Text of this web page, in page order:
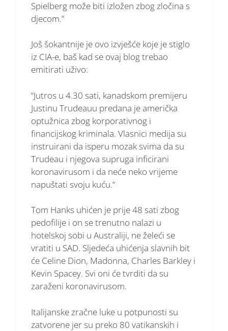
Spielberg može biti izložen zbog zločina s
djecom.”
Još šokantnije je ovo izvješće koje je stiglo
iz CIA-e, baš kad se ovaj blog trebao
emitirati uživo:
“Jutros u 4.30 sati, kanadskom premijeru
Justinu Trudeauu predana je američka
optužnica zbog korporativnog i
financijskog kriminala. Vlasnici medija su
instruirani da isperu mozak svima da su
Trudeau i njegova supruga inficirani
koronavirusom i da neće neko vrijeme
napuštati svoju kuću.“
Tom Hanks uhićen je prije 48 sati zbog
pedofilije i on se trenutno nalazi u
hotelskoj sobi u Australiji, ne želeći se
vratiti u SAD. Sljedeća uhićenja slavnih bit
će Celine Dion, Madonna, Charles Barkley i
Kevin Spacey. Svi oni će tvrditi da su
zaraženi koronavirusom.
Italijanske zračne luke u potpunosti su
zatvorene jer su preko 80 vatikanskih i